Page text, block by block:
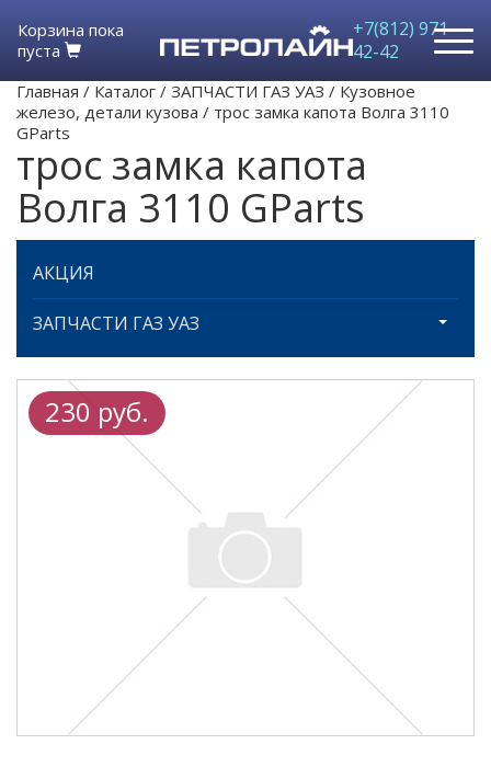
Корзина пока
пуста
+7(812) 971-
42-42
Главная / Каталог / ЗАПЧАСТИ ГАЗ УАЗ / Кузовное
железо, детали кузова / трос замка капота Волга 3110
GParts
трос замка капота
Волга 3110 GParts
АКЦИЯ
ЗАПЧАСТИ ГАЗ УАЗ
230 руб.